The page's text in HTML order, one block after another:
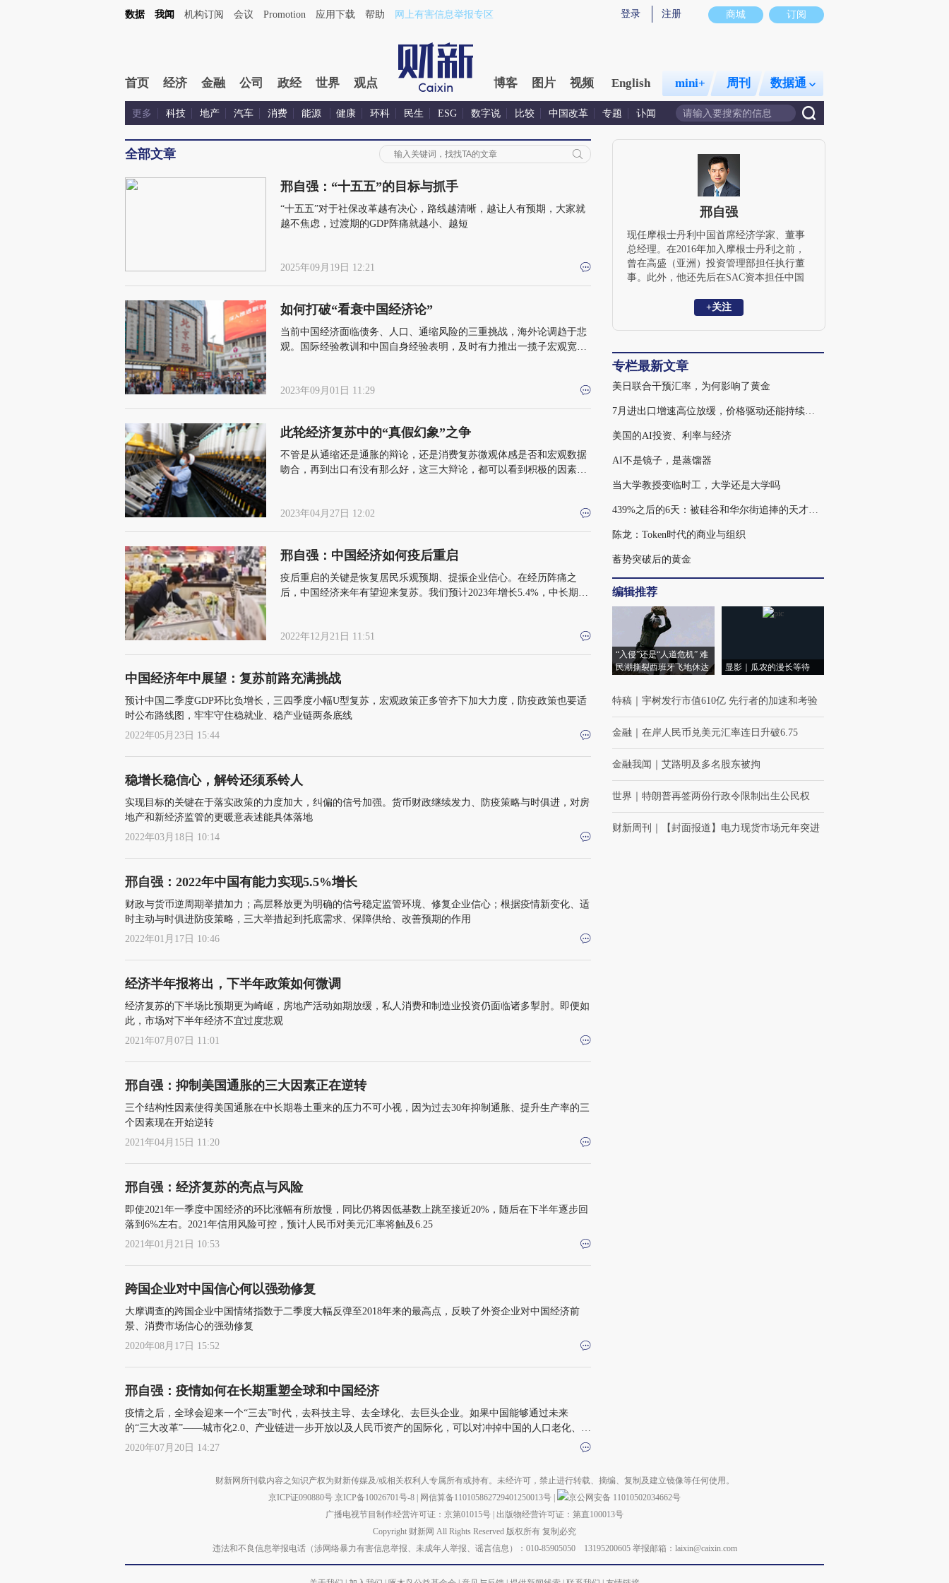
商城 订阅
登录 注册
数据 我闻 机构订阅 会议 Promotion 应用下载 帮助 网上有害信息举报专区
首页 经济 金融 公司 政经 世界 观点 博客 图片 视频 English mini+ 周刊 数据通
更多 科技 地产 汽车 消费 能源 健康 环科 民生 ESG 数字说 比较 中国改革 专题 讣闻
全部文章
邢自强：“十五五”的目标与抓手
“十五五”对于社保改革越有决心，路线越清晰，越让人有预期，大家就
越不焦虑，过渡期的GDP阵痛就越小、越短
2025年09月19日 12:21
如何打破“看衰中国经济论”
当前中国经济面临债务、人口、通缩风险的三重挑战，海外论调趋于悲
观。国际经验教训和中国自身经验表明，及时有力推出一揽子宏观宽松
2023年09月01日 11:29
此轮经济复苏中的“真假幻象”之争
不管是从通缩还是通胀的辩论，还是消费复苏微观体感是否和宏观数据
吻合，再到出口有没有那么好，这三大辩论，都可以看到积极的因素正
2023年04月27日 12:02
邢自强：中国经济如何疫后重启
疫后重启的关键是恢复居民乐观预期、提振企业信心。在经历阵痛之
后，中国经济来年有望迎来复苏。我们预计2023年增长5.4%，中长期也
2022年12月21日 11:51
中国经济年中展望：复苏前路充满挑战
预计中国二季度GDP环比负增长，三四季度小幅U型复苏，宏观政策正多管齐下加大力度，防疫政策也要适
时公布路线图，牢牢守住稳就业、稳产业链两条底线
2022年05月23日 15:44
稳增长稳信心，解铃还须系铃人
实现目标的关键在于落实政策的力度加大，纠偏的信号加强。货币财政继续发力、防疫策略与时俱进，对房
地产和新经济监管的更暖意表述能具体落地
2022年03月18日 10:14
邢自强：2022年中国有能力实现5.5%增长
财政与货币逆周期举措加力；高层释放更为明确的信号稳定监管环境、修复企业信心；根据疫情新变化、适
时主动与时俱进防疫策略，三大举措起到托底需求、保障供给、改善预期的作用
2022年01月17日 10:46
经济半年报将出，下半年政策如何微调
经济复苏的下半场比预期更为崎岖，房地产活动如期放缓，私人消费和制造业投资仍面临诸多掣肘。即便如
此，市场对下半年经济不宜过度悲观
2021年07月07日 11:01
邢自强：抑制美国通胀的三大因素正在逆转
三个结构性因素使得美国通胀在中长期卷土重来的压力不可小视，因为过去30年抑制通胀、提升生产率的三
个因素现在开始逆转
2021年04月15日 11:20
邢自强：经济复苏的亮点与风险
即使2021年一季度中国经济的环比涨幅有所放慢，同比仍将因低基数上跳至接近20%，随后在下半年逐步回
落到6%左右。2021年信用风险可控，预计人民币对美元汇率将触及6.25
2021年01月21日 10:53
跨国企业对中国信心何以强劲修复
大摩调查的跨国企业中国情绪指数于二季度大幅反弹至2018年来的最高点，反映了外资企业对中国经济前
景、消费市场信心的强劲修复
2020年08月17日 15:52
邢自强：疫情如何在长期重塑全球和中国经济
疫情之后，全球会迎来一个“三去”时代，去科技主导、去全球化、去巨头企业。如果中国能够通过未来
的“三大改革”——城市化2.0、产业链进一步开放以及人民币资产的国际化，可以对冲掉中国的人口老化、债
务率高和逆全球化带来的压力，实现跨越中等收入陷阱
2020年07月20日 14:27
邢自强
现任摩根士丹利中国首席经济学家、董事
总经理。在2016年加入摩根士丹利之前，
曾在高盛（亚洲）投资管理部担任执行董
事。此外，他还先后在SAC资本担任中国
学家。邢自强先生本科毕业于北京大学经
学位，并在中国社会科学院获得经济学博
+关注
专栏最新文章
美日联合干预汇率，为何影响了黄金
7月进出口增速高位放缓，价格驱动还能持续多久
美国的AI投资、利率与经济
AI不是镜子，是蒸馏器
当大学教授变临时工，大学还是大学吗
439%之后的6天：被硅谷和华尔街追捧的天才，为何走入杠杆误区
陈龙：Token时代的商业与组织
蓄势突破后的黄金
编辑推荐
“入侵”还是“人道危机” 难
民潮撕裂西班牙飞地休达
显影｜瓜农的漫长等待
特稿 宇树发行市值610亿 先行者的加速和考验
金融 在岸人民币兑美元汇率连日升破6.75
金融我闻 艾路明及多名股东被拘
世界 特朗普再签两份行政令限制出生公民权
财新周刊 【封面报道】电力现货市场元年突进
财新网所刊载内容之知识产权为财新传媒及/或相关权利人专属所有或持有。未经许可，禁止进行转载、摘编、复制及建立镜像等任何使用。
京ICP证090880号 京ICP备10026701号-8 网信算备110105862729401250013号
京公网安备 11010502034662号
广播电视节目制作经营许可证：京第01015号 出版物经营许可证：第直100013号
Copyright 财新网 All Rights Reserved 版权所有 复制必究
违法和不良信息举报电话（涉网络暴力有害信息举报、未成年人举报、谣言信息）：010-85905050 13195200605 举报邮箱：laixin@caixin.com